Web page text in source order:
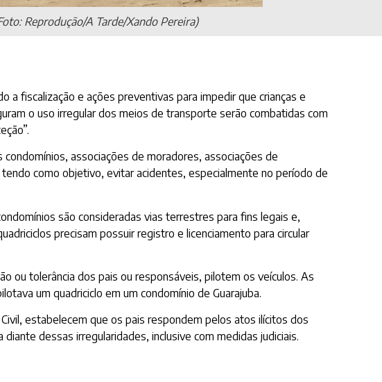
Reprodução/A Tarde/Xando Pereira)
fiscalização e ações preventivas para impedir que crianças e
o uso irregular dos meios de transporte serão combatidas com
associações de moradores, associações de
como objetivo, evitar acidentes, especialmente no período de
são consideradas vias terrestres para fins legais e,
precisam possuir registro e licenciamento para circular
ou tolerância dos pais ou responsáveis, pilotem os veículos. As
um quadriciclo em um condomínio de Guarajuba.
estabelecem que os pais respondem pelos atos ilícitos dos
dessas irregularidades, inclusive com medidas judiciais.